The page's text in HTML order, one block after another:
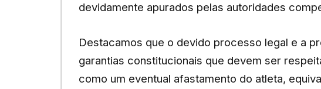
devidamente apurados pelas autoridades
Destacamos que o devido processo legal e a
garantias constitucionais que devem ser
como um eventual afastamento do atleta,